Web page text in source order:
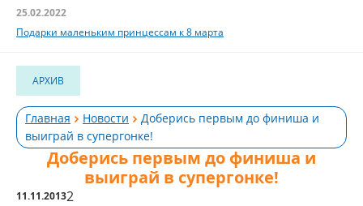
25.02.2022
Подарки маленьким принцессам к 8 марта
АРХИВ
Главная Новости
Доберись первым до финиша и
выиграй в супергонке!
Доберись первым до финиша и
выиграй в супергонке!
11.11.20132